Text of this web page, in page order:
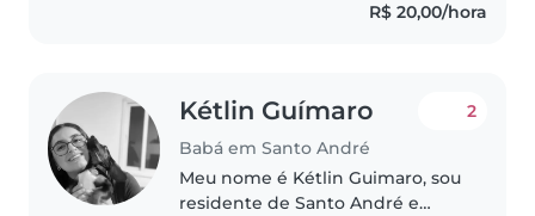
R$ 20,00/hora
Kétlin Guímaro
Babá em Santo André
2
Meu nome é Kétlin Guimaro, sou
residente de Santo André e